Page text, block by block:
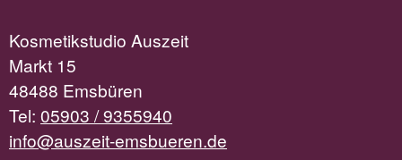
Kosmetikstudio Auszeit
Markt 15
48488 Emsbüren
Tel: 05903 / 9355940
info@auszeit-emsbueren.de